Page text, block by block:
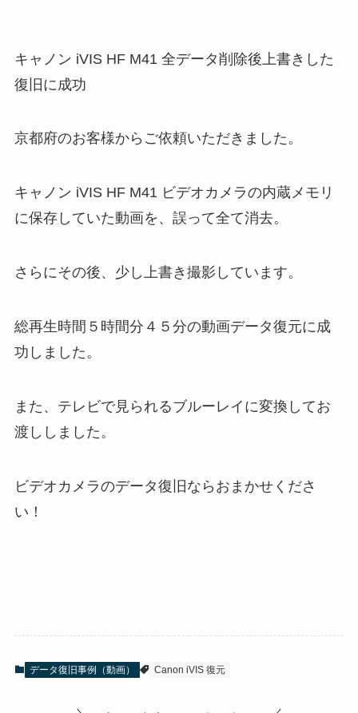
キャノン iVIS HF M41 全データ削除後上書きした
復旧に成功
京都府のお客様からご依頼いただきました。
キャノン iVIS HF M41 ビデオカメラの内蔵メモリ
に保存していた動画を、誤って全て消去。
さらにその後、少し上書き撮影しています。
総再生時間５時間分４５分の動画データ復元に成
功しました。
また、テレビで見られるブルーレイに変換してお
渡ししました。
ビデオカメラのデータ復旧ならおまかせくださ
い！
データ復旧事例（動画） Canon iVIS 復元